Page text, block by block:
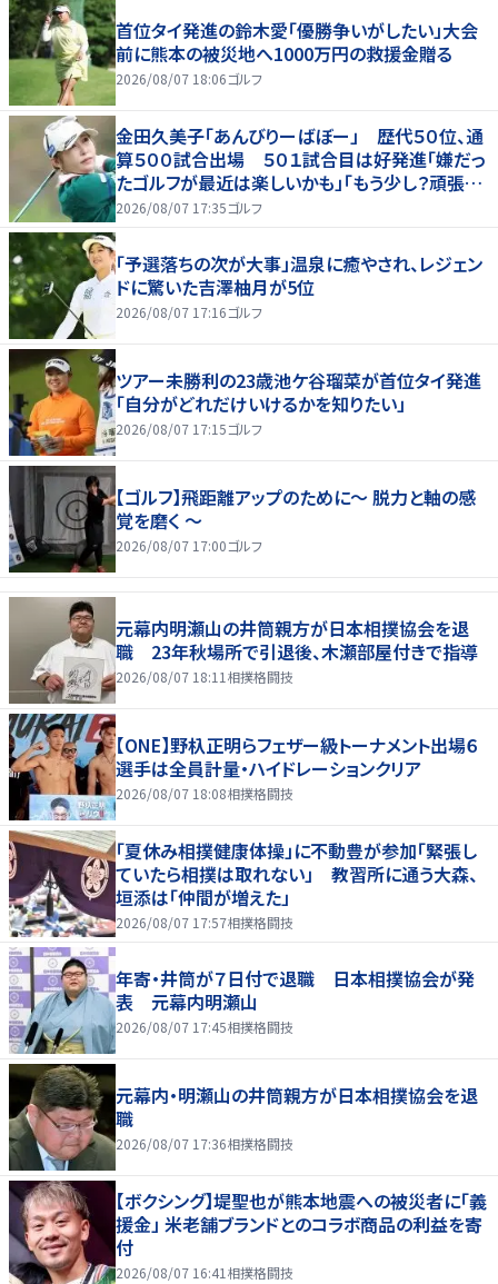
首位タイ発進の鈴木愛「優勝争いがしたい」大会
前に熊本の被災地へ1000万円の救援金贈る
2026/08/07 18:06ゴルフ
金田久美子「あんびりーばぼー」 歴代５０位、通
算５００試合出場 ５０１試合目は好発進「嫌だっ
たゴルフが最近は楽しいかも」「もう少し？頑張り
たいな」
2026/08/07 17:35ゴルフ
「予選落ちの次が大事」温泉に癒やされ、レジェン
ドに驚いた吉澤柚月が5位
2026/08/07 17:16ゴルフ
ツアー未勝利の23歳池ケ谷瑠菜が首位タイ発進
「自分がどれだけいけるかを知りたい」
2026/08/07 17:15ゴルフ
【ゴルフ】飛距離アップのために～ 脱力と軸の感
覚を磨く ～
2026/08/07 17:00ゴルフ
元幕内明瀬山の井筒親方が日本相撲協会を退
職 23年秋場所で引退後、木瀬部屋付きで指導
2026/08/07 18:11 相撲格闘技
【ONE】野杁正明らフェザー級トーナメント出場６
選手は全員計量・ハイドレーションクリア
2026/08/07 18:08相撲格闘技
「夏休み相撲健康体操」に不動豊が参加「緊張し
ていたら相撲は取れない」 教習所に通う大森、
垣添は「仲間が増えた」
2026/08/07 17:57相撲格闘技
年寄・井筒が７日付で退職 日本相撲協会が発
表 元幕内明瀬山
2026/08/07 17:45相撲格闘技
元幕内・明瀬山の井筒親方が日本相撲協会を退
職
2026/08/07 17:36相撲格闘技
【ボクシング】堤聖也が熊本地震への被災者に「義
援金」 米老舗ブランドとのコラボ商品の利益を寄
付
2026/08/07 16:41 相撲格闘技